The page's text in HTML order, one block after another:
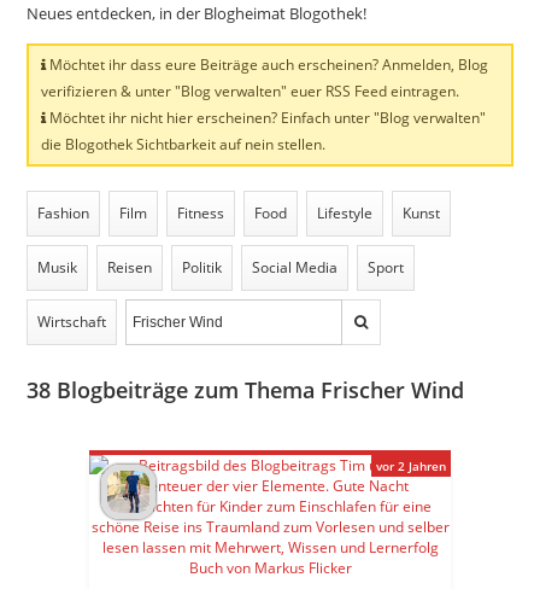
Neues entdecken, in der Blogheimat Blogothek!
Möchtet ihr dass eure Beiträge auch erscheinen? Anmelden, Blog
verifizieren & unter "Blog verwalten" euer RSS Feed eintragen.
Möchtet ihr nicht hier erscheinen? Einfach unter "Blog verwalten"
die Blogothek Sichtbarkeit auf nein stellen.
Fashion Film Fitness Food Lifestyle Kunst
Musik Reisen Politik Social Media Sport
Wirtschaft
38 Blogbeiträge zum Thema Frischer Wind
vor 2 Jahren